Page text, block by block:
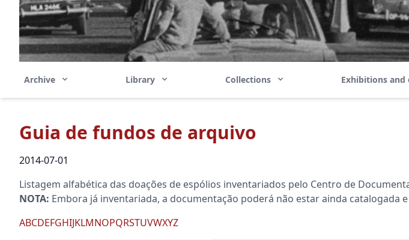
Archive Library Collections Exhibitions and
Guia de fundos de arquivo
2014-07-01
Listagem alfabética das doações de espólios inventariados pelo Centro de
NOTA: Embora já inventariada, a documentação poderá não estar ainda catalogada
ABCDEFGHIJKLMNOPQRSTUVWXYZ